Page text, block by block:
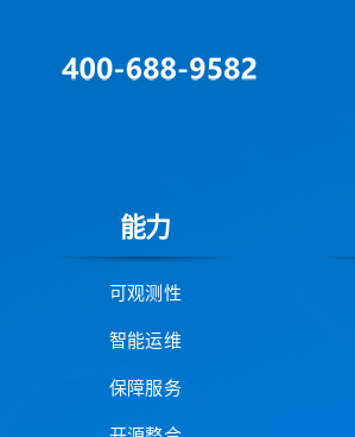
能力
可观测性
智能运维
保障服务